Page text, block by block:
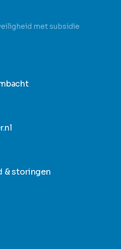
met subsidie
& storingen